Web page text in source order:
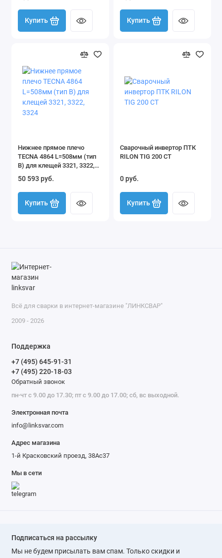
Купить Купить
Нижнее прямое плечо
TECNA 4864 L=508мм (тип
B) для клещей 3321, 3322,
3324
50 593 руб.
Купить
Сварочный инвертор ПТК
RILON TIG 200 CT
0 руб.
Купить
Всё для сварки в интернет-магазине "ЛИНКСВАР"
2009 - 2026
Поддержка
+7 (495) 645-91-31
+7 (495) 220-18-03
Обратный звонок
пн-чт с 9.00 до 17.30; пт с 9.00 до 17.00; сб, вс выходной.
Электронная почта
info@linksvar.com
Адрес магазина
1-й Красковский проезд, 38Ас37
Мы в сети
Подписаться на рассылку
Мы не будем присылать вам спам. Только скидки и